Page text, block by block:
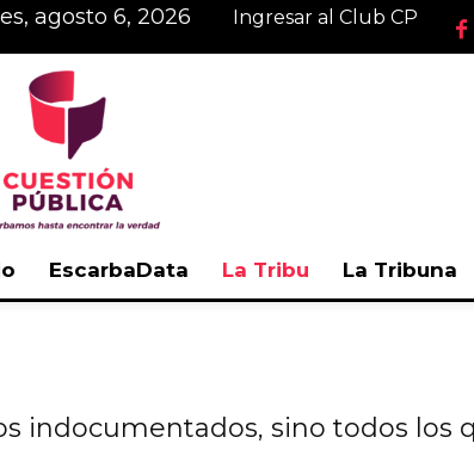
agosto 6, 2026 Ingresar al Club CP
EscarbaData La Tribu La Tribuna
indocumentados, sino todos los